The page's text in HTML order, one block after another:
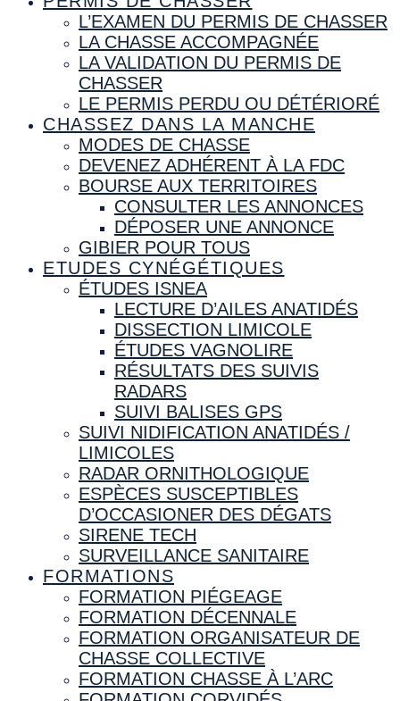
L’EXAMEN DU PERMIS DE CHASSER
LA CHASSE ACCOMPAGNÉE
LA VALIDATION DU PERMIS DE
CHASSER
LE PERMIS PERDU OU DÉTÉRIORÉ
CHASSEZ DANS LA MANCHE
MODES DE CHASSE
DEVENEZ ADHÉRENT À LA FDC
BOURSE AUX TERRITOIRES
CONSULTER LES ANNONCES
DÉPOSER UNE ANNONCE
GIBIER POUR TOUS
ETUDES CYNÉGÉTIQUES
ÉTUDES ISNEA
LECTURE D’AILES ANATIDÉS
DISSECTION LIMICOLE
ÉTUDES VAGNOLIRE
RÉSULTATS DES SUIVIS
RADARS
SUIVI BALISES GPS
SUIVI NIDIFICATION ANATIDÉS /
LIMICOLES
RADAR ORNITHOLOGIQUE
ESPÈCES SUSCEPTIBLES
D’OCCASIONER DES DÉGATS
SIRENE TECH
SURVEILLANCE SANITAIRE
FORMATIONS
FORMATION PIÉGEAGE
FORMATION DÉCENNALE
FORMATION ORGANISATEUR DE
CHASSE COLLECTIVE
FORMATION CHASSE À L’ARC